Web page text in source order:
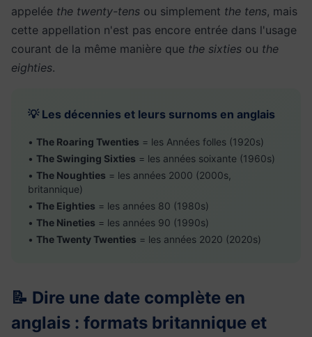
appelée the twenty-tens ou simplement the tens, mais
cette appellation n'est pas encore entrée dans l'usage
courant de la même manière que the sixties ou the
eighties.
💡 Les décennies et leurs surnoms en anglais
• The Roaring Twenties = les Années folles (1920s)
• The Swinging Sixties = les années soixante (1960s)
• The Noughties = les années 2000 (2000s,
britannique)
• The Eighties = les années 80 (1980s)
• The Nineties = les années 90 (1990s)
• The Twenty Twenties = les années 2020 (2020s)
📝 Dire une date complète en
anglais : formats britannique et